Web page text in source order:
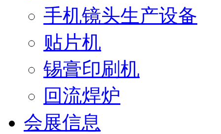
手机镜头生产设备
贴片机
锡膏印刷机
回流焊炉
会展信息